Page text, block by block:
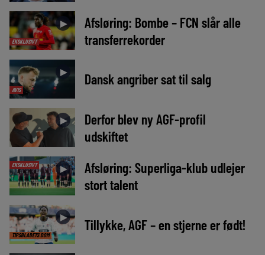
EKSKLUSIVT
►
Afsløring: Bombe – FCN slår alle
transferrekorder
AVIS
► Dansk angriber sat til salg
►
Derfor blev ny AGF-profil
udskiftet
EKSKLUSIVT ►
Afsløring: Superliga-klub udlejer
stort talent
TIPSBLADETS DOM
► Tillykke, AGF – en stjerne er født!